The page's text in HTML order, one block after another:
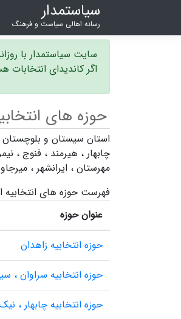
سیاستمدار
رسانه اهالی سیاست و فرهنگ
سایت سیاستمدار با
اگر کاندیدای
حوزه های
استان سیستان و بلوچستان 6 حوزه انتخابیه دارد. این استان شامل شهرستان های
چابهار ، هیرمند ، فنوج ،
مهرستان ، ایرانشهر ،
فهرست حوزه های
عنوان حوزه
حوزه انتخابیه زاهدان
حوزه انتخابیه سراوان ،
حوزه انتخابیه چابهار ،